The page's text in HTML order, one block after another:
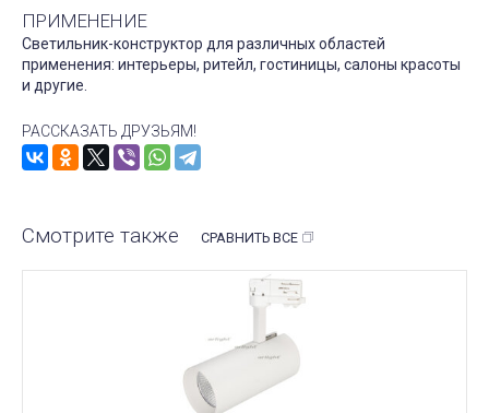
ПРИМЕНЕНИЕ
Светильник-конструктор для различных областей
применения: интерьеры, ритейл, гостиницы, салоны красоты
и другие.
РАССКАЗАТЬ ДРУЗЬЯМ!
Смотрите также СРАВНИТЬ ВСЕ